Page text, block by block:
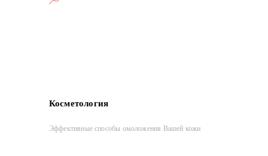
Косметология
Эффективные способы омоложения Вашей кожи